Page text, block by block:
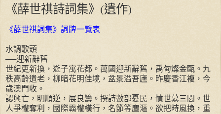
《薛世祺詩詞集》(遺作)
《薛世祺詞集》詞牌一覽表
水調歌頭
──迎新辭舊
世紀更新換，遊子寓花都。萬國迎新辭舊，禹甸燦金甌。九
秩高齡遺老，柳暗花明佳境，盆景溢吾廬。昨慶香江複，今
歲澳門收。
認興亡，明順逆，展良籌。撰詩數部憂民，憤世慕三閭。世
人爭權奪利，國際霸權橫行，名節等塵漚。欲把時風換，重